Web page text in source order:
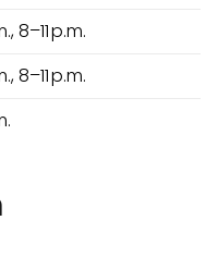
8–11 p.m.
8–11 p.m.